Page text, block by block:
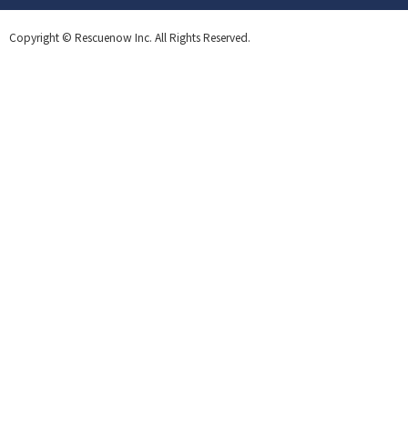
Copyright © Rescuenow Inc. All Rights Reserved.